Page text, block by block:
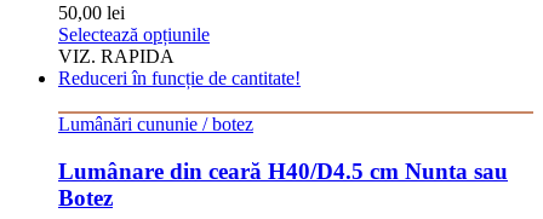
pagina
50,00 lei
Selectează opțiunileAcest
are
multe
Opțiunile
pot
VIZ. RAPIDA
Reduceri în funcție de cantitate!
Lumânări cununie / botez
Lumânare din ceară H40/D4.5 cm Nunta sau
Botez